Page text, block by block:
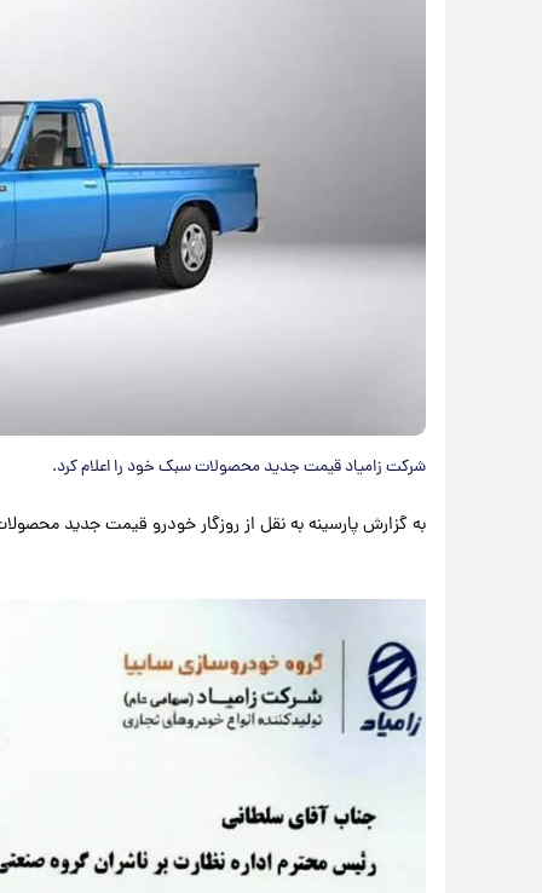
شرکت زامیاد قیمت جدید محصولات سبک خود را اعلام کرد.
به گزارش پارسینه به نقل از روزگار خودرو قیمت جدید